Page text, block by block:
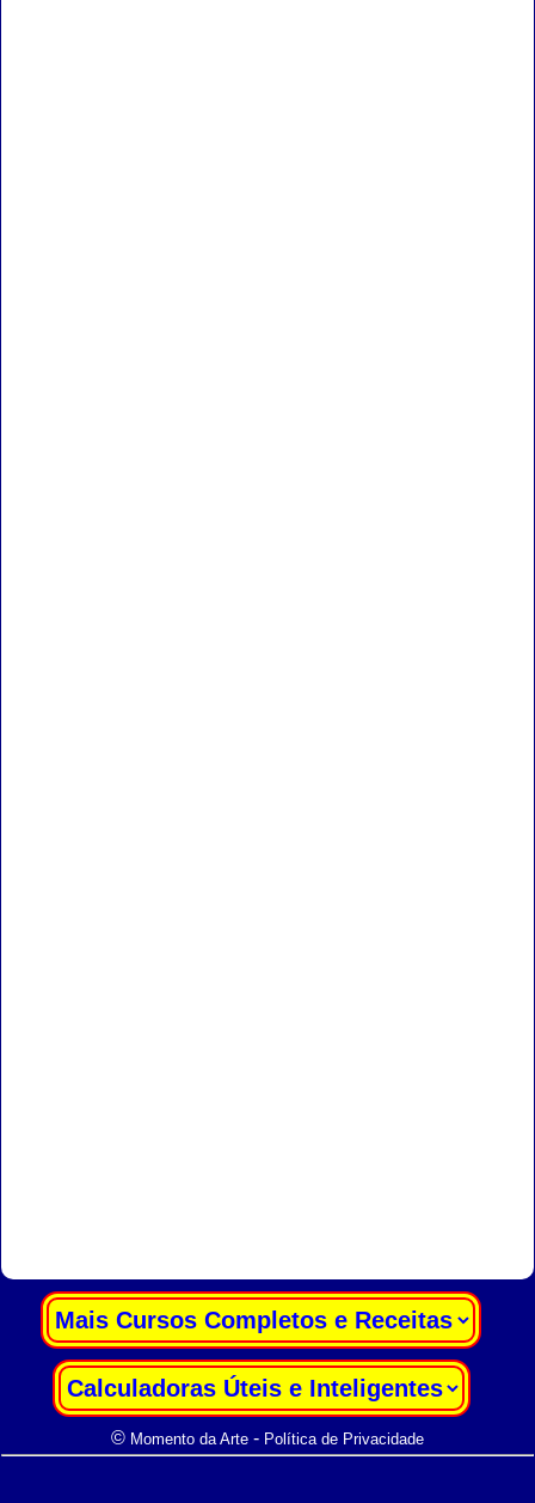
© Momento da Arte- Política de Privacidade